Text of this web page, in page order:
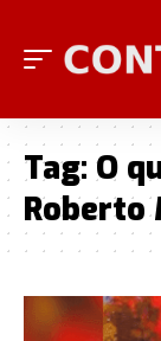
Tag: O
Roberto